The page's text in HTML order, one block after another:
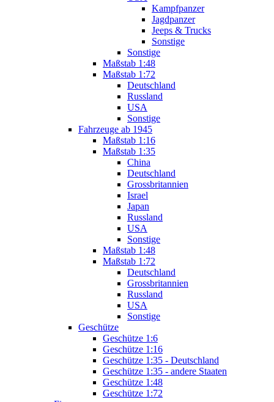
Kampfpanzer
Jagdpanzer
Jeeps & Trucks
Sonstige
Sonstige
Maßstab 1:48
Maßstab 1:72
Deutschland
Russland
USA
Sonstige
Fahrzeuge ab 1945
Maßstab 1:16
Maßstab 1:35
China
Deutschland
Grossbritannien
Israel
Japan
Russland
USA
Sonstige
Maßstab 1:48
Maßstab 1:72
Deutschland
Grossbritannien
Russland
USA
Sonstige
Geschütze
Geschütze 1:6
Geschütze 1:16
Geschütze 1:35 - Deutschland
Geschütze 1:35 - andere Staaten
Geschütze 1:48
Geschütze 1:72